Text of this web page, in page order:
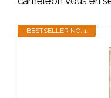
BESTSELLER NO. 1